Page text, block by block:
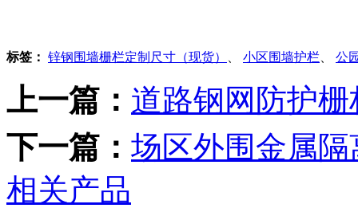
标签： 锌钢围墙栅栏定制尺寸（现货） 小区围墙护栏 公
上一篇： 道路钢网防护
下一篇： 场区外围金属
相关产品